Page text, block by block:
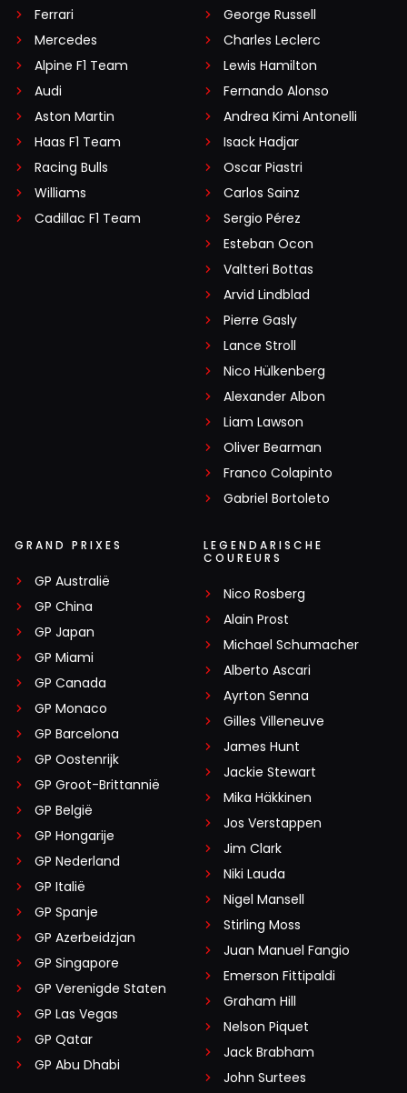
Ferrari
Mercedes
Alpine F1 Team
Audi
Aston Martin
Haas F1 Team
Racing Bulls
Williams
Cadillac F1 Team
George Russell
Charles Leclerc
Lewis Hamilton
Fernando Alonso
Andrea Kimi Antonelli
Isack Hadjar
Oscar Piastri
Carlos Sainz
Sergio Pérez
Esteban Ocon
Valtteri Bottas
Arvid Lindblad
Pierre Gasly
Lance Stroll
Nico Hülkenberg
Alexander Albon
Liam Lawson
Oliver Bearman
Franco Colapinto
Gabriel Bortoleto
GRAND PRIXES
GP Australië
GP China
GP Japan
GP Miami
GP Canada
GP Monaco
GP Barcelona
GP Oostenrijk
GP Groot-Brittannië
GP België
GP Hongarije
GP Nederland
GP Italië
GP Spanje
GP Azerbeidzjan
GP Singapore
GP Verenigde Staten
GP Las Vegas
GP Qatar
GP Abu Dhabi
LEGENDARISCHE
COUREURS
Nico Rosberg
Alain Prost
Michael Schumacher
Alberto Ascari
Ayrton Senna
Gilles Villeneuve
James Hunt
Jackie Stewart
Mika Häkkinen
Jos Verstappen
Jim Clark
Niki Lauda
Nigel Mansell
Stirling Moss
Juan Manuel Fangio
Emerson Fittipaldi
Graham Hill
Nelson Piquet
Jack Brabham
John Surtees